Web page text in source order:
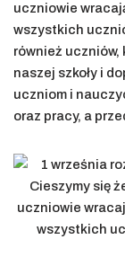
uczniowie
wszystkich
również uczniów,
naszej szkoły i
uczniom i
oraz pracy, a